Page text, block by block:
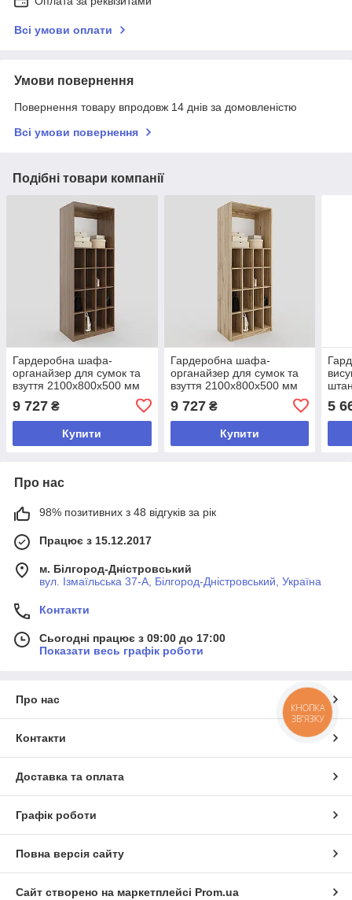
Всі умови оплати
Умови повернення
Повернення товару впродовж 14 днів за домовленістю
Всі умови повернення
Подібні товари компанії
Гардеробна шафа-
органайзер для сумок та
взуття 2100х800х500 мм
9 727 ₴
Купити
Гардеробна шафа-
органайзер для сумок та
взуття 2100х800х500 мм
9 727₴
Купити
5
Про нас
98% позитивних з 48 відгуків за рік
Працює з 15.12.2017
м. Білгород-Дністровський
вул. Ізмаїльська 37-А, Білгород-Дністровський, Україна
Контакти
Сьогодні працює з 09:00 до 17:00
Показати весь графік роботи
Про нас
Контакти
Доставка та оплата
Графік роботи
Повна версія сайту
Сайт створено на маркетплейсі Prom.ua
КНОПКА
ЗВ'ЯЗКУ